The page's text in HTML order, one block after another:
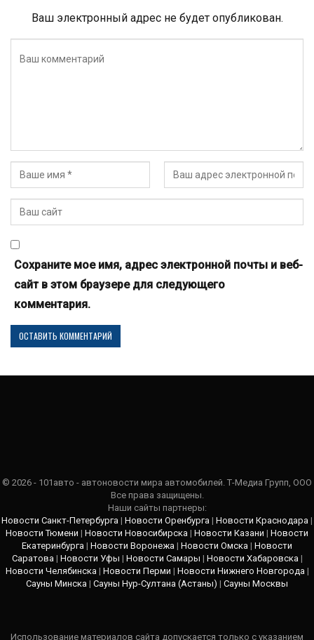
Ваш электронный адрес не будет опубликован.
Сохраните мое имя, адрес электронной почты и веб-
сайт в этом браузере для следующего
комментария.
© 2026 - 101авто - автоновости мира автомобилей. Т-Медиа Групп, ООО
Все права защищены.
Наши сайты партнеры:
Новости Санкт-Петербурга | Новости Оренбурга | Новости Краснодара |
Новости Тюмени | Новости Новосибирска | Новости Казани | Новости
Екатеринбурга | Новости Воронежа | Новости Омска | Новости
Саратова | Новости Уфы | Новости Самары | Новости Хабаровска |
Новости Челябинска | Новости Перми | Новости Нижнего Новгорода |
Сауны Минска | Сауны Нур-Султана (Астаны) | Сауны Москвы
Использование материалов сайта допускается только с указанием